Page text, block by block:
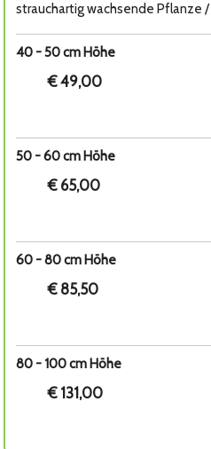
strauchartig wachsende Pflanze /
40 - 50 cm Höhe
€ 49,00
50 - 60 cm Höhe
€ 65,00
60 - 80 cm Höhe
€ 85,50
80 - 100 cm Höhe
€ 131,00